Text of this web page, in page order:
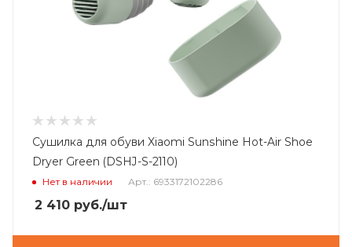
Сушилка для обуви Xiaomi Sunshine Hot-Air Shoe
Dryer Green (DSHJ-S-2110)
Нет в наличии Арт.: 6933172102286
2 410 руб./шт